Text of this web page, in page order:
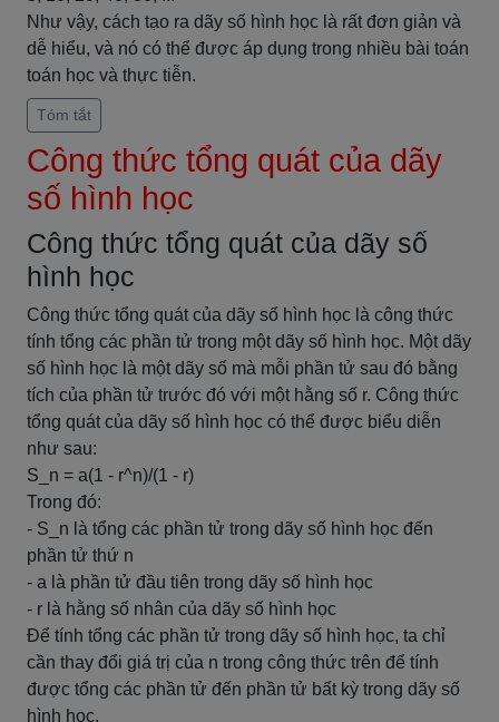
Như vậy, cách tạo ra dãy số hình học là rất đơn giản và
dễ hiểu, và nó có thể được áp dụng trong nhiều bài toán
toán học và thực tiễn.
Tóm tắt
Công thức tổng quát của dãy
số hình học
Công thức tổng quát của dãy số
hình học
Công thức tổng quát của dãy số hình học là công thức
tính tổng các phần tử trong một dãy số hình học. Một dãy
số hình học là một dãy số mà mỗi phần tử sau đó bằng
tích của phần tử trước đó với một hằng số r. Công thức
tổng quát của dãy số hình học có thể được biểu diễn
như sau:
S_n = a(1 - r^n)/(1 - r)
Trong đó:
- S_n là tổng các phần tử trong dãy số hình học đến
phần tử thứ n
- a là phần tử đầu tiên trong dãy số hình học
- r là hằng số nhân của dãy số hình học
Để tính tổng các phần tử trong dãy số hình học, ta chỉ
cần thay đổi giá trị của n trong công thức trên để tính
được tổng các phần tử đến phần tử bất kỳ trong dãy số
hình học.